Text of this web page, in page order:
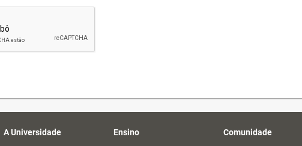
A Universidade Ensino Comunidade